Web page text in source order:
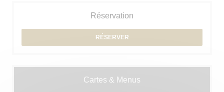
Réservation
RÉSERVER
Cartes & Menus